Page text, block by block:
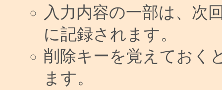
入力内容の一部は、次
に記録されます。
削除キーを覚えておく
ます。